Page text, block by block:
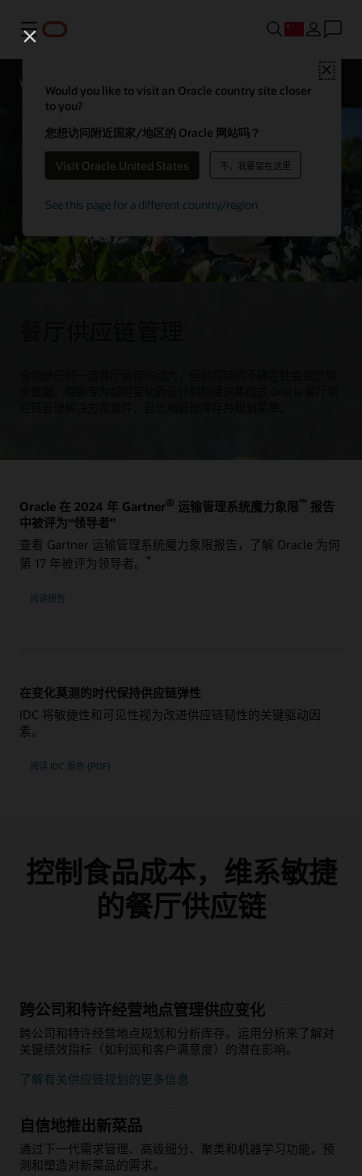
菜单
Close
Would you like to visit an Oracle country site closer
to you?
您想访问附近国家/地区的 Oracle 网站吗？
Visit Oracle United States 不，我要留在这里
See this page for a different country/region
Webinars
联系 Oracle
Restaurants
团队
Oracle 在 2024 年 Gartner® 运输管理系统魔力象限™ 报告
中被评为“领导者”
查看 Gartner 运输管理系统魔力象限报告，了解 Oracle 为何
第 17 年被评为领导者。
*
阅读报告
在变化莫测的时代保持供应链弹性
IDC 将敏捷性和可见性视为改进供应链韧性的关键驱动因
素。
阅读 IDC 报告 (PDF)
控制食品成本，维系敏捷
的餐厅供应链
跨公司和特许经营地点管理供应变化
跨公司和特许经营地点规划和分析库存。运用分析来了解对
关键绩效指标（如利润和客户满意度）的潜在影响。
了解有关供应链规划的更多信息
自信地推出新菜品
通过下一代需求管理、高级细分、聚类和机器学习功能，预
测和塑造对新菜品的需求。